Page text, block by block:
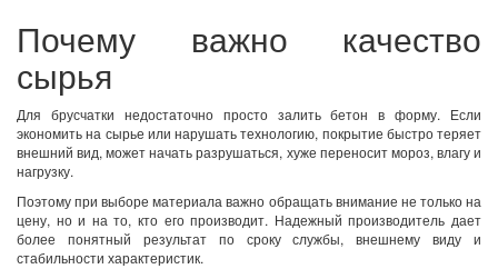
Почему важно качество
сырья
Для брусчатки недостаточно просто залить бетон в форму. Если
экономить на сырье или нарушать технологию, покрытие быстро теряет
внешний вид, может начать разрушаться, хуже переносит мороз, влагу и
нагрузку.
Поэтому при выборе материала важно обращать внимание не только на
цену, но и на то, кто его производит. Надежный производитель дает
более понятный результат по сроку службы, внешнему виду и
стабильности характеристик.